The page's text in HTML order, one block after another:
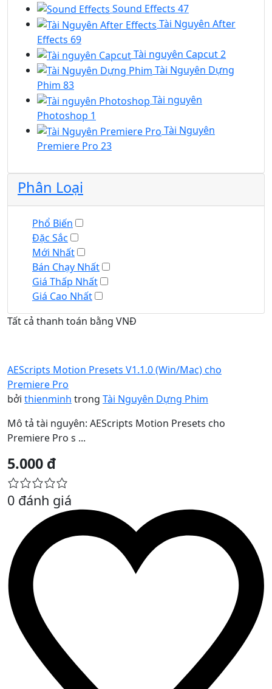
Sound Effects 47
Tài Nguyên After
Effects 69
Tài nguyên Capcut2
Tài Nguyên Dựng
Phim 83
Tài nguyên
Photoshop 1
Tài Nguyên
Premiere Pro 23
Phân Loại
Phổ Biến
Đặc Sắc
Mới Nhất
Bán Chạy Nhất
Giá Thấp Nhất
Giá Cao Nhất
Tất cả thanh toán bằng VNĐ
AEScripts Motion Presets V1.1.0 (Win/Mac) cho
Premiere Pro
bởi thienminh trong Tài Nguyên Dựng Phim
Mô tả tài nguyên: AEScripts Motion Presets cho
Premiere Pro s ...
5.000 đ
0 đánh giá